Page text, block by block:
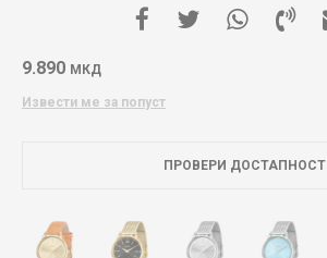
9.890 МКД
Извести ме за попуст
ПРОВЕРИ ДОСТАПНОСТ